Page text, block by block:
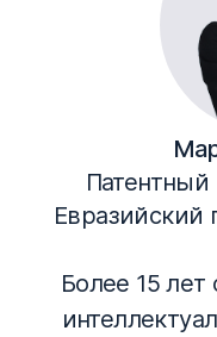
Евразийский
Более 15